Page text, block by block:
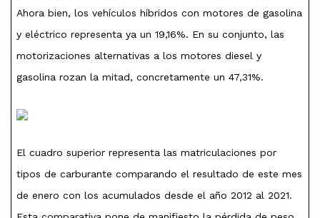
Ahora bien, los vehículos híbridos con motores de gasolina
y eléctrico representa ya un 19,16%. En su conjunto, las
motorizaciones alternativas a los motores diesel y
gasolina rozan la mitad, concretamente un 47,31%.
El cuadro superior representa las matriculaciones por
tipos de carburante comparando el resultado de este mes
de enero con los acumulados desde el año 2012 al 2021.